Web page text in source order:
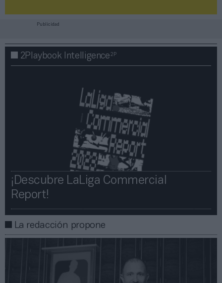
Publicidad
2Playbook Intelligence2P
¡Descubre LaLiga Commercial
Report!​​
La redacción propone